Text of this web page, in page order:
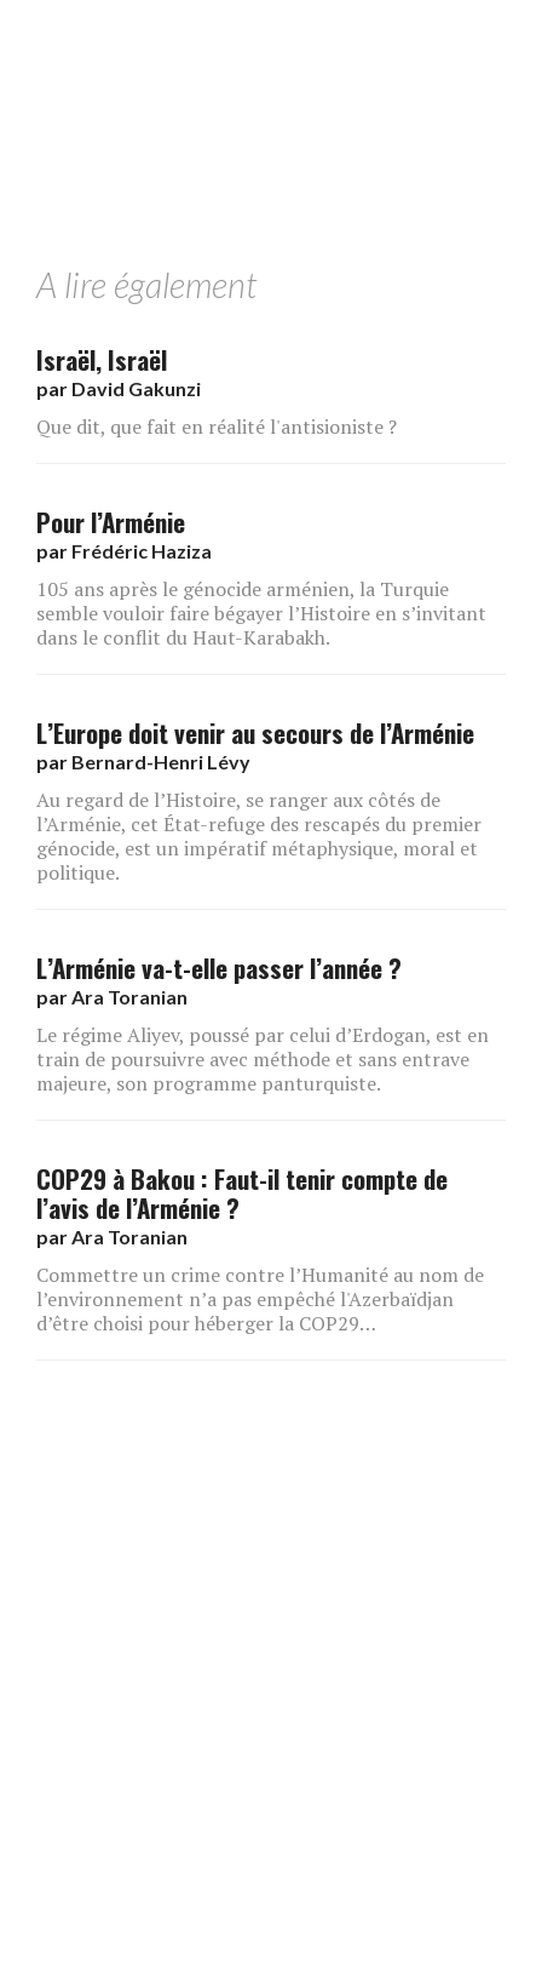
A lire également
Israël, Israël
par David Gakunzi
Que dit, que fait en réalité l'antisioniste ?
Pour l’Arménie
par Frédéric Haziza
105 ans après le génocide arménien, la Turquie
semble vouloir faire bégayer l’Histoire en s’invitant
dans le conflit du Haut-Karabakh.
L’Europe doit venir au secours de l’Arménie
par Bernard-Henri Lévy
Au regard de l’Histoire, se ranger aux côtés de
l’Arménie, cet État-refuge des rescapés du premier
génocide, est un impératif métaphysique, moral et
politique.
L’Arménie va-t-elle passer l’année ?
parAra Toranian
Le régime Aliyev, poussé par celui d’Erdogan, est en
train de poursuivre avec méthode et sans entrave
majeure, son programme panturquiste.
COP29 à Bakou : Faut-il tenir compte de
l’avis de l’Arménie ?
parAra Toranian
Commettre un crime contre l’Humanité au nom de
l’environnement n’a pas empêché l'Azerbaïdjan
d’être choisi pour héberger la COP29…